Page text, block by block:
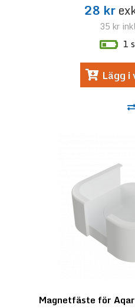
28 kr
35 kr
1
Lägg i
Magnetfäste för